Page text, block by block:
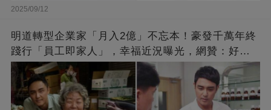
2025/09/12
明道轉型企業家「月入2億」不忘本！豪發千萬年終
踐行「員工即家人」，幸福近況曝光，網贊：好老
闆的福報